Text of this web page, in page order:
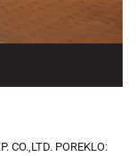
CO.,LTD. POREKLO: